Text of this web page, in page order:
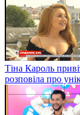
Тіна Кароль
розповіла про